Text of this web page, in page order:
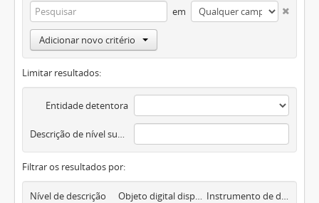
em
Adicionar novo critério
Limitar resultados:
Entidade detentora
Descrição de nível superior
Filtrar os resultados por:
Nível de descrição Objeto digital disponível Instrumento de descrição documental